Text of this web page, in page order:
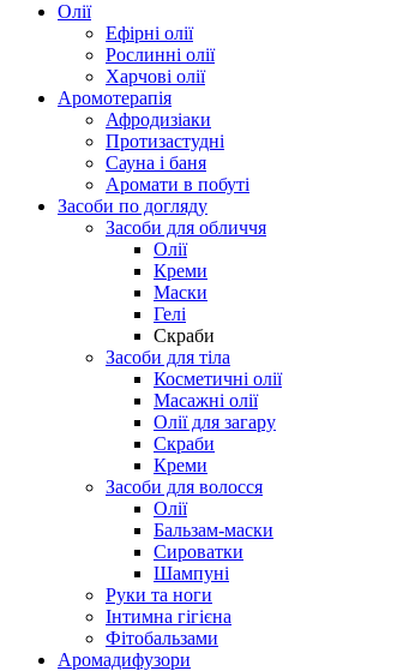
Олії
Ефірні олії
Рослинні олії
Харчові олії
Аромотерапія
Афродизіаки
Протизастудні
Сауна і баня
Аромати в побуті
Засоби по догляду
Засоби для обличчя
Олії
Креми
Маски
Гелі
Скраби
Засоби для тіла
Косметичні олії
Масажні олії
Олії для загару
Скраби
Креми
Засоби для волосся
Олії
Бальзам-маски
Сироватки
Шампуні
Руки та ноги
Інтимна гігієна
Фітобальзами
Аромадифузори